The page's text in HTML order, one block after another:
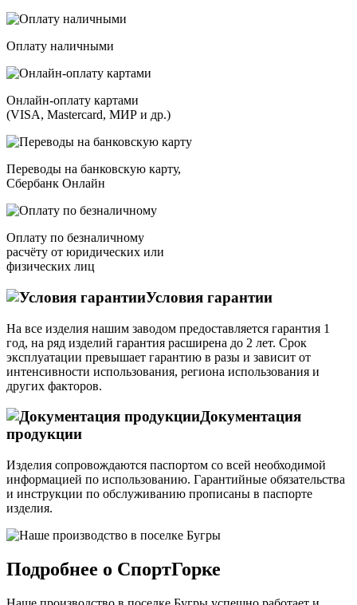
Оплату наличными
Онлайн-оплату картами
(VISA, Mastercard, МИР и др.)
Переводы на банковскую карту,
Сбербанк Онлайн
Оплату по безналичному
расчёту от юридических или
физических лиц
Условия гарантии
На все изделия нашим заводом предоставляется гарантия 1
год, на ряд изделий гарантия расширена до 2 лет. Срок
эксплуатации превышает гарантию в разы и зависит от
интенсивности использования, региона использования и
других факторов.
Документация
продукции
Изделия сопровождаются паспортом со всей необходимой
информацией по использованию. Гарантийные обязательства
и инструкции по обслуживанию прописаны в паспорте
изделия.
Подробнее о СпортГорке